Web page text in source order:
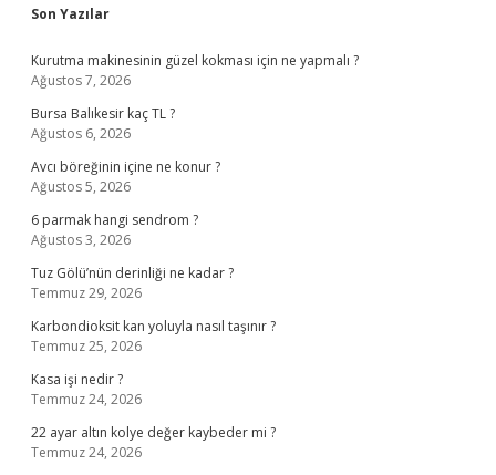
Sidebar
Son Yazılar
Kurutma makinesinin güzel kokması için ne yapmalı ?
Ağustos 7, 2026
Bursa Balıkesir kaç TL ?
Ağustos 6, 2026
Avcı böreğinin içine ne konur ?
Ağustos 5, 2026
6 parmak hangi sendrom ?
Ağustos 3, 2026
Tuz Gölü’nün derinliği ne kadar ?
Temmuz 29, 2026
Karbondioksit kan yoluyla nasıl taşınır ?
Temmuz 25, 2026
Kasa işi nedir ?
Temmuz 24, 2026
22 ayar altın kolye değer kaybeder mi ?
Temmuz 24, 2026